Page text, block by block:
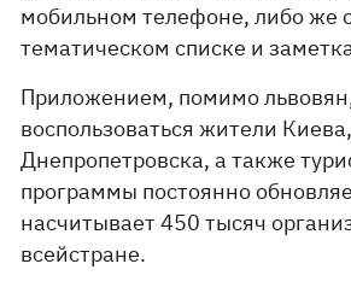
мобильном телефоне, либо же
тематическом списке и
Приложением, помимо
воспользоваться жители
Днепропетровска, а также
программы постоянно
насчитывает 450 тысяч
всейстране.